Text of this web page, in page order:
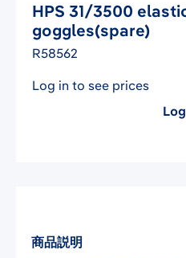
HPS 31/3500
goggles(spare)
R58562
Log in to see prices
商品説明